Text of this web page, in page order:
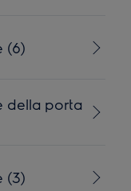
(6)
della porta
(3)